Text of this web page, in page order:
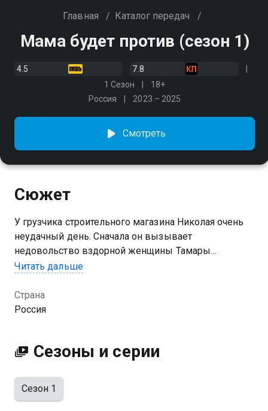
Главная / Каталог передач /
Мама будет против (сезон 1)
4.5
7.8
1 Сезон
18+
Россия
2023 – 2025
Смотреть
Сюжет
У грузчика строительного магазина Николая очень
неудачный день. Сначала он вызывает
недовольство вздорной женщины Тамары
Игоревны и её мужа, отставного генерала Сергея
коробки на голову их дочери Натальи
хорошем HD качестве на Казахтелеком
Читать дальше
Страна
Россия
Сезоны и серии
Сезон 1